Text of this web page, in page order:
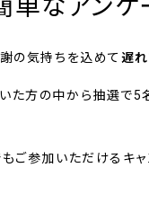
単なアンケ
の気持ちを込めて 遅
た方の中から抽選で5
ご参加いただけるキ